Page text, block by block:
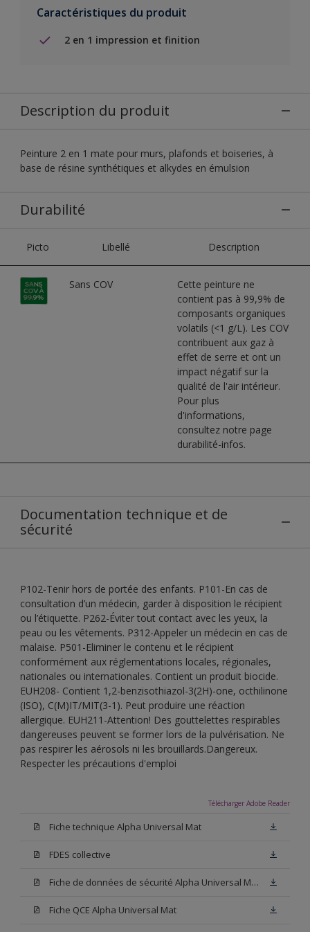
Caractéristiques du produit
2 en 1 impression et finition
Description du produit
Peinture 2 en 1 mate pour murs, plafonds et boiseries, à
base de résine synthétiques et alkydes en émulsion
Durabilité
Picto Libellé Description
Sans COV
Cette peinture ne
contient pas à 99,9% de
composants organiques
volatils (<1 g/L). Les COV
contribuent aux gaz à
effet de serre et ont un
impact négatif sur la
qualité de l'air intérieur.
Pour plus
d'informations,
consultez notre page
durabilité-infos.
Documentation technique et de
sécurité
P102-Tenir hors de portée des enfants. P101-En cas de
consultation d’un médecin, garder à disposition le récipient
ou l’étiquette. P262-Éviter tout contact avec les yeux, la
peau ou les vêtements. P312-Appeler un médecin en cas de
malaise. P501-Eliminer le contenu et le récipient
conformément aux réglementations locales, régionales,
nationales ou internationales. Contient un produit biocide.
EUH208- Contient 1,2-benzisothiazol-3(2H)-one, octhilinone
(ISO), C(M)IT/MIT(3-1). Peut produire une réaction
allergique. EUH211-Attention! Des gouttelettes respirables
dangereuses peuvent se former lors de la pulvérisation. Ne
pas respirer les aérosols ni les brouillards.Dangereux.
Respecter les précautions d'emploi
Télécharger Adobe Reader
Fiche technique Alpha Universal Mat
FDES collective
Fiche de données de sécurité Alpha Universal Mat Base W05
Fiche QCE Alpha Universal Mat